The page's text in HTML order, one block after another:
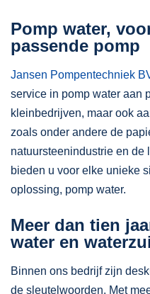
Pomp water,
passende pomp
Jansen Pompentechniek
service in pomp water aan
kleinbedrijven, maar ook
zoals onder andere de
natuursteenindustrie en
bieden u voor elke unieke
oplossing, pomp water.
Meer dan tien
water en
Binnen ons bedrijf zijn
de sleutelwoorden. Met